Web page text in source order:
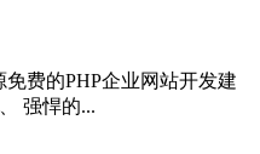
费的PHP企业网站开发建
强悍的...